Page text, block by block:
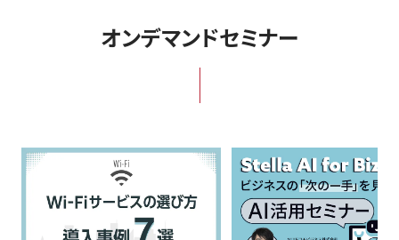
オンデマンドセミナー